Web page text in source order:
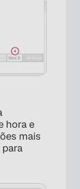
hora e
mais
para